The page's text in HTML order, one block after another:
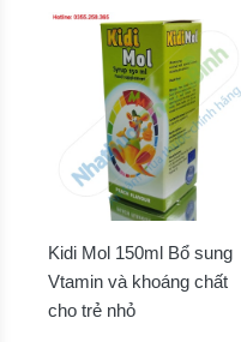
Kidi Mol 150ml Bổ sung
Vtamin và khoáng chất
cho trẻ nhỏ